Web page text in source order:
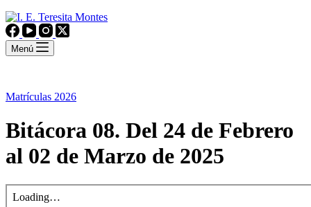
Menú
Matrículas 2026
Bitácora 08. Del 24 de Febrero
al 02 de Marzo de 2025